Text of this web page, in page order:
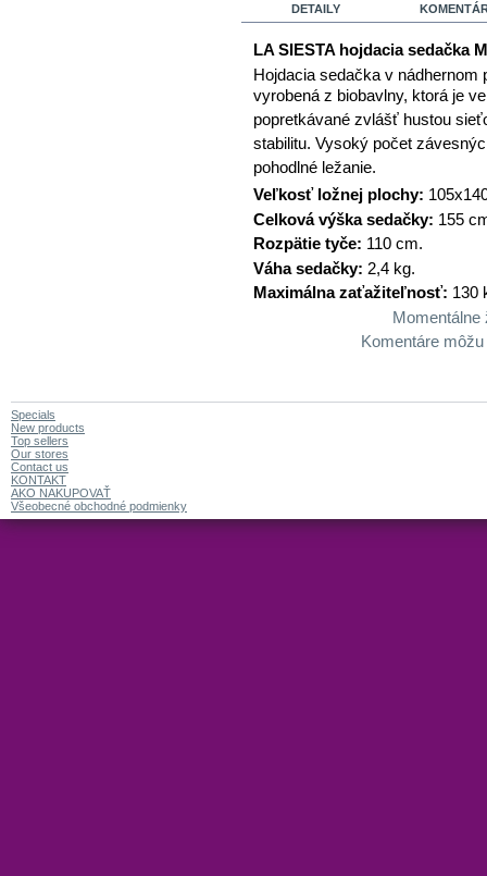
DETAILY
LA SIESTA hojdacia sedačka
Hojdacia sedačka v
vyrobená z biobavlny, ktorá je
popretkávané zvlášť hustou
stabilitu. Vysoký počet
pohodlné ležanie.
Veľkosť ložnej plochy:
Celková výška sedačky: 155
Rozpätie tyče: 110 cm.
Váha sedačky: 2,4 kg.
Maximálna zaťažiteľnosť: 130
Momentálne
Komentáre
Specials
New products
Top sellers
Our stores
Contact us
KONTAKT
AKO NAKUPOVAŤ
Všeobecné obchodné podmienky